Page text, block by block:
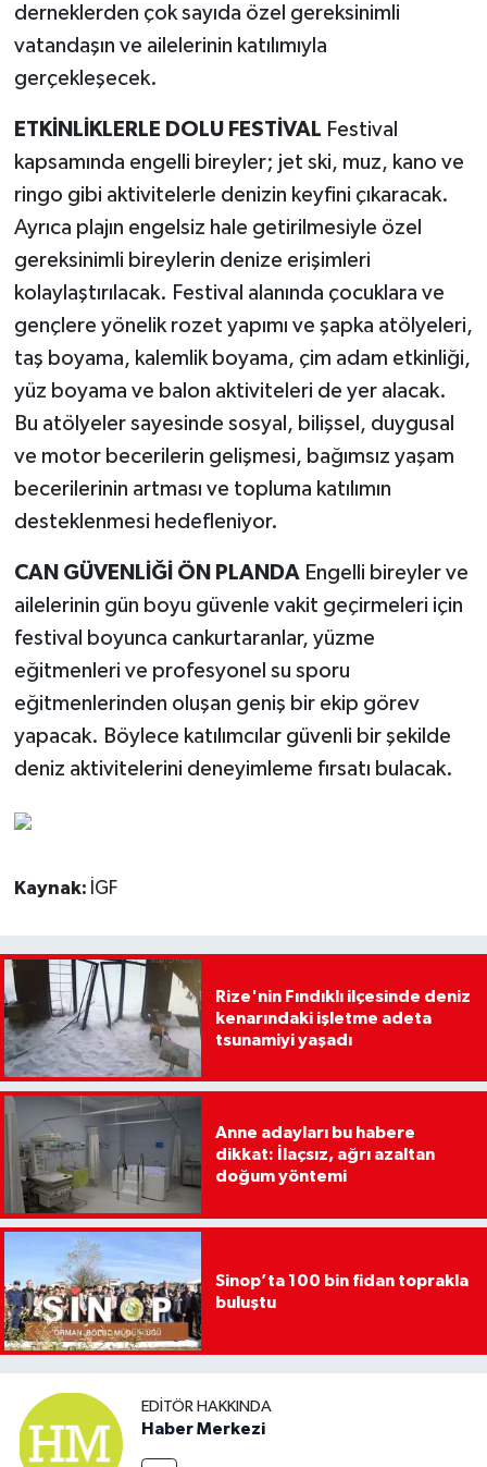
derneklerden çok sayıda özel gereksinimli
vatandaşın ve ailelerinin katılımıyla
gerçekleşecek.
ETKİNLİKLERLE DOLU FESTİVAL Festival
kapsamında engelli bireyler; jet ski, muz, kano ve
ringo gibi aktivitelerle denizin keyfini çıkaracak.
Ayrıca plajın engelsiz hale getirilmesiyle özel
gereksinimli bireylerin denize erişimleri
kolaylaştırılacak. Festival alanında çocuklara ve
gençlere yönelik rozet yapımı ve şapka atölyeleri,
taş boyama, kalemlik boyama, çim adam etkinliği,
yüz boyama ve balon aktiviteleri de yer alacak.
Bu atölyeler sayesinde sosyal, bilişsel, duygusal
ve motor becerilerin gelişmesi, bağımsız yaşam
becerilerinin artması ve topluma katılımın
desteklenmesi hedefleniyor.
CAN GÜVENLİĞİ ÖN PLANDAEngelli bireyler ve
ailelerinin gün boyu güvenle vakit geçirmeleri için
festival boyunca cankurtaranlar, yüzme
eğitmenleri ve profesyonel su sporu
eğitmenlerinden oluşan geniş bir ekip görev
yapacak. Böylece katılımcılar güvenli bir şekilde
deniz aktivitelerini deneyimleme fırsatı bulacak.
Kaynak: İGF
Rize'nin Fındıklı ilçesinde deniz
kenarındaki işletme adeta
tsunamiyi yaşadı
Anne adayları bu habere
dikkat: İlaçsız, ağrı azaltan
doğum yöntemi
Sinop’ta 100 bin fidan toprakla
buluştu
EDITÖR HAKKINDA
Haber Merkezi